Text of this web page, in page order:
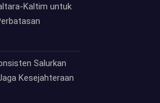
Kaltim untuk
Salurkan
Kesejahteraan